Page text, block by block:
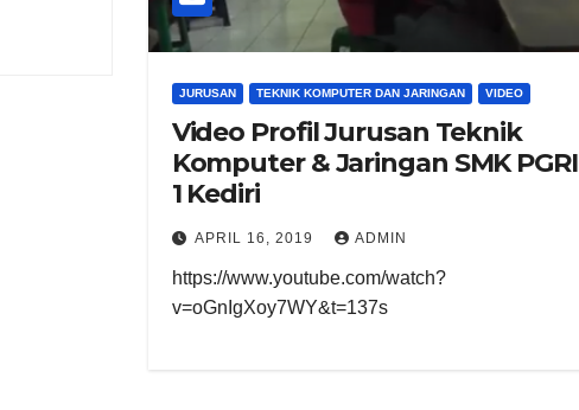
JURUSAN TEKNIK KOMPUTER DAN JARINGAN VIDEO
Video Profil Jurusan Teknik
Komputer & Jaringan SMK PGRI
1 Kediri
APRIL 16, 2019 ADMIN
https://www.youtube.com/watch?
v=oGnIgXoy7WY&t=137s